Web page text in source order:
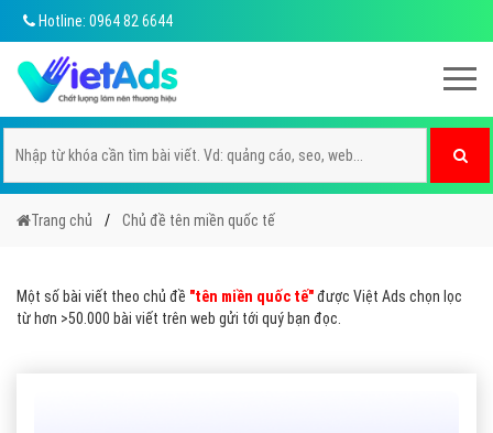
Hotline: 0964 82 6644
Trang chủ Chủ đề tên miền quốc tế
Một số bài viết theo chủ đề "tên miền quốc tế"được Việt Ads chọn lọc
từ hơn >50.000 bài viết trên web gửi tới quý bạn đọc.